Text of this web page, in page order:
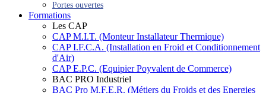
Portes ouvertes
Formations
Les CAP
CAP M.I.T. (Monteur Installateur Thermique)
CAP I.F.C.A. (Installation en Froid et Conditionnement
d'Air)
CAP E.P.C. (Equipier Poyvalent de Commerce)
BAC PRO Industriel
BAC Pro M.F.E.R. (Métiers du Froids et des Energies